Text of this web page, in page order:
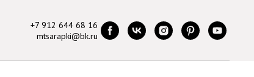
+7 912 644 68 16
mtsarapki@bk.ru